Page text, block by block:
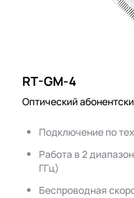
RT-GM-4
Оптический
Подключение по
Работа в 2
ГГц)
Беспроводная